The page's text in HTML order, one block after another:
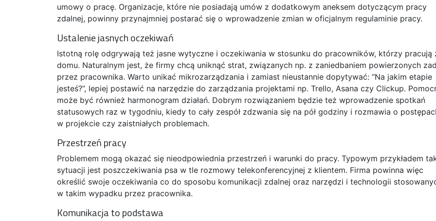
umowy o pracę. Organizacje, które nie posiadają umów z dodatkowym aneksem dotyczącym pracy
zdalnej, powinny przynajmniej postarać się o wprowadzenie zmian w oficjalnym regulaminie pracy.
Ustalenie jasnych oczekiwań
Istotną rolę odgrywają też jasne wytyczne i oczekiwania w stosunku do pracowników, którzy pracują
domu. Naturalnym jest, że firmy chcą uniknąć strat, związanych np. z zaniedbaniem powierzonych
przez pracownika. Warto unikać mikrozarządzania i zamiast nieustannie dopytywać: “Na jakim etapie
jesteś?”, lepiej postawić na narzędzie do zarządzania projektami np. Trello, Asana czy Clickup.
może być również harmonogram działań. Dobrym rozwiązaniem będzie też wprowadzenie spotkań
statusowych raz w tygodniu, kiedy to cały zespół zdzwania się na pół godziny i rozmawia o
w projekcie czy zaistniałych problemach.
Przestrzeń pracy
Problemem mogą okazać się nieodpowiednia przestrzeń i warunki do pracy. Typowym przykładem
sytuacji jest poszczekiwania psa w tle rozmowy telekonferencyjnej z klientem. Firma powinna więc
określić swoje oczekiwania co do sposobu komunikacji zdalnej oraz narzędzi i technologii
w takim wypadku przez pracownika.
Komunikacja to podstawa